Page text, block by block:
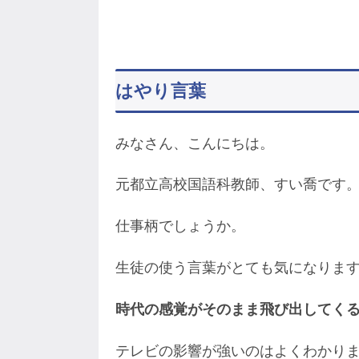
はやり言葉
みなさん、こんにちは。
元都立高校国語科教師、すい喬です。
仕事柄でしょうか。
生徒の使う言葉がとても気になります
時代の感覚がそのまま飛び出してくる
テレビの影響が強いのはよくわかりま